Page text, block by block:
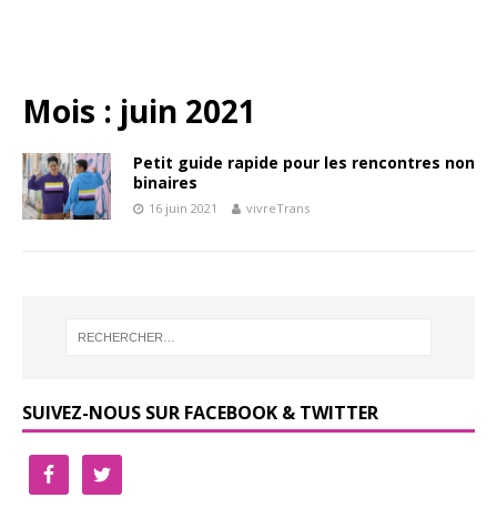
Mois : juin 2021
Petit guide rapide pour les rencontres non
binaires
16 juin 2021 vivreTrans
SUIVEZ-NOUS SUR FACEBOOK & TWITTER